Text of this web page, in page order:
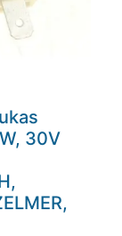
30V